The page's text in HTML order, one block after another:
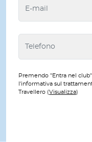
Premendo "Entra nel
l'informativa sul
Travellero (Visualizza)